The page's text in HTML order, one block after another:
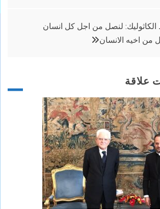
الكاثوليك: لنصل من اجل كل انسان
من اخيه الانسان
علاقة